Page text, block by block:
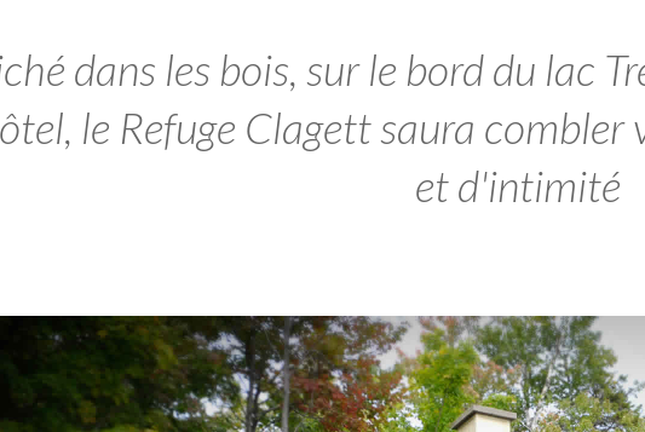
dans les bois, sur le bord du lac
le Refuge Clagett saura
et d'intimité